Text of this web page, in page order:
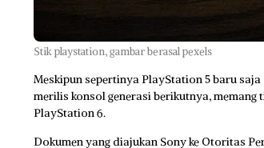
Stik playstation, gambar berasal pexels
Meskipun sepertinya PlayStation 5 baru
merilis konsol generasi berikutnya, memang
PlayStation 6.
Dokumen yang diajukan Sony ke Otoritas